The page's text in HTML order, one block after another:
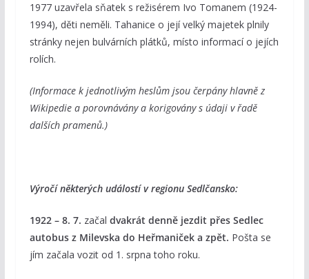
1977 uzavřela sňatek s režisérem Ivo Tomanem (1924-
1994), děti neměli. Tahanice o její velký majetek plnily
stránky nejen bulvárních plátků, místo informací o jejích
rolích.
(Informace k jednotlivým heslům jsou čerpány hlavně z
Wikipedie a porovnávány a korigovány s údaji v řadě
dalších pramenů.)
Výročí některých událostí v regionu Sedlčansko:
1922 – 8. 7. začal dvakrát denně jezdit přes Sedlec
autobus z Milevska do Heřmaniček a zpět. Pošta se
jím začala vozit od 1. srpna toho roku.